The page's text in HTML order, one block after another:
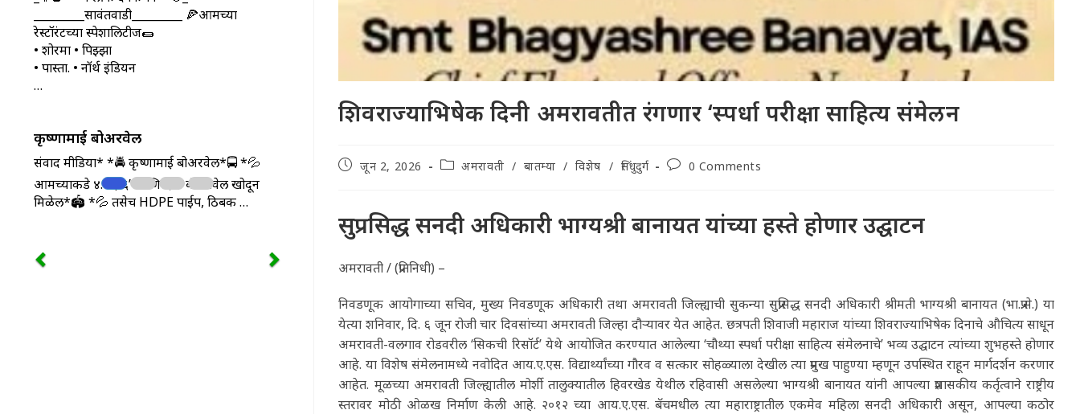
शिवराज्याभिषेक दिनी अमरावतीत रंगणार ‘स्पर्धा परीक्षा साहित्य संमेलन
Postजून 2, 2026
Postअमरावती / बातम्या / विशेष / सिंधुदुर्ग
Post0 Comments
सुप्रसिद्ध सनदी अधिकारी भाग्यश्री बानायत यांच्या हस्ते होणार उद्घाटन
अमरावती / (प्रतिनिधी) –
निवडणूक आयोगाच्या सचिव, मुख्य निवडणूक अधिकारी तथा अमरावती जिल्ह्याची सुकन्या सुप्रसिद्ध सनदी अधिकारी श्रीमती भाग्यश्री बानायत (भा.प्र.से.) या
येत्या शनिवार, दि. ६ जून रोजी चार दिवसांच्या अमरावती जिल्हा दौऱ्यावर येत आहेत. छत्रपती शिवाजी महाराज यांच्या शिवराज्याभिषेक दिनाचे औचित्य साधून
अमरावती-वलगाव रोडवरील ‘सिकची रिसॉर्ट’ येथे आयोजित करण्यात आलेल्या ‘चौथ्या स्पर्धा परीक्षा साहित्य संमेलनाचे’ भव्य उद्घाटन त्यांच्या शुभहस्ते होणार
आहे. या विशेष संमेलनामध्ये नवोदित आय.ए.एस. विद्यार्थ्यांच्या गौरव व सत्कार सोहळ्याला देखील त्या प्रमुख पाहुण्या म्हणून उपस्थित राहून मार्गदर्शन करणार
आहेत. मूळच्या अमरावती जिल्ह्यातील मोर्शी तालुक्यातील हिवरखेड येथील रहिवासी असलेल्या भाग्यश्री बानायत यांनी आपल्या प्रशासकीय कर्तृत्वाने राष्ट्रीय
स्तरावर मोठी ओळख निर्माण केली आहे. २०१२ च्या आय.ए.एस. बॅचमधील त्या महाराष्ट्रातील एकमेव महिला सनदी अधिकारी असून, आपल्या कठोर
_________सावंतवाडी_________ 🍕आमच्या
रेस्टॉरंटच्या स्पेशालिटीज🌯
• शोरमा • पिझ्झा
• पास्ता. • नॉर्थ इंडियन
…
कृष्णामाई बोअरवेल
संवाद मीडिया* *🚔 कृष्णामाई बोअरवेल*🚍 *💦
आमच्याकडे ४.५’ , ६’ आणि ६.५’ बोअरवेल खोदून
मिळेल*🏟️ *💦 तसेच HDPE पाईप, ठिबक …